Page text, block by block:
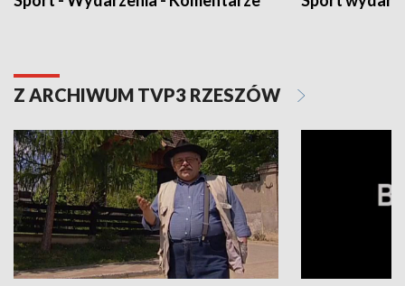
Z ARCHIWUM TVP3 RZESZÓW